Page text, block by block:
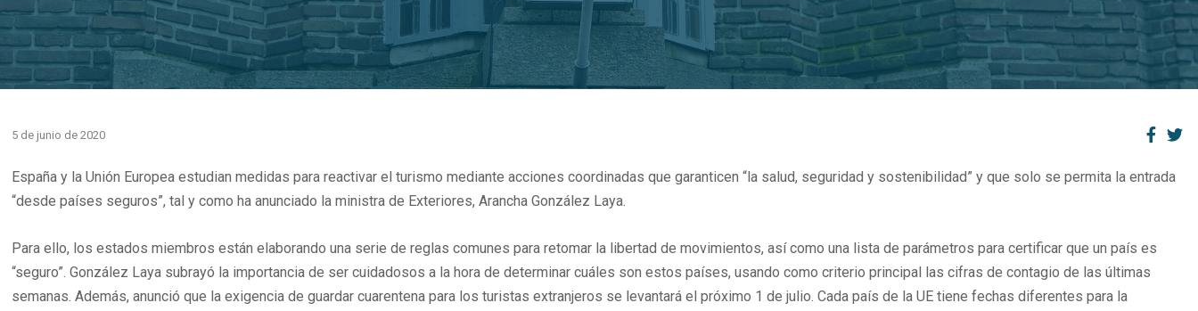
5 de junio de 2020
España y la Unión Europea estudian medidas para reactivar el turismo mediante acciones coordinadas que garanticen “la salud, seguridad y sostenibilidad” y que solo se permita la entrada
“desde países seguros”, tal y como ha anunciado la ministra de Exteriores, Arancha González Laya.
Para ello, los estados miembros están elaborando una serie de reglas comunes para retomar la libertad de movimientos, así como una lista de parámetros para certificar que un país es
“seguro”. González Laya subrayó la importancia de ser cuidadosos a la hora de determinar cuáles son estos países, usando como criterio principal las cifras de contagio de las últimas
semanas. Además, anunció que la exigencia de guardar cuarentena para los turistas extranjeros se levantará el próximo 1 de julio. Cada país de la UE tiene fechas diferentes para la